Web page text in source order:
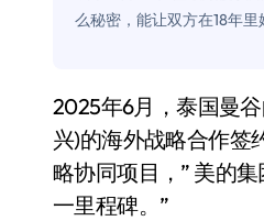
维修
轻到忽
么秘密，能让双方在18年
2025年6月，泰国曼谷的阳光格外明媚。在美的集团与厦门合兴包装印刷股份有限公司(简称：合
兴)的海外战略合作签
略协同项目，” 美的
一里程碑。”